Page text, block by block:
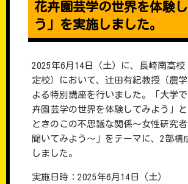
花卉園芸学の世界を体験
う」を実施しました。
2025年6月14日（土）に、長崎南高校
定校）において、辻田有紀教授（農
よる特別講座を行いました。「大学
卉園芸学の世界を体験してみよう」
ときのこの不思議な関係～女性研究
聞いてみよう～」をテーマに、2部構
しました。
実施日時：2025年6月14日（土）